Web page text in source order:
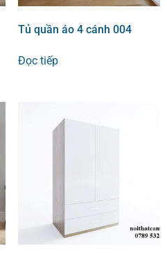
Tủ quần áo 4 cánh 004
Đọc tiếp